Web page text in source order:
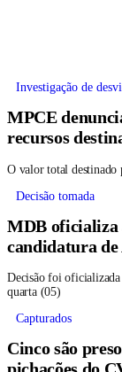
Investigação de
MPCE
recursos
O valor total destinado
Decisão tomada
MDB oficializa
candidatura de
Decisão foi oficializada
quarta (05)
Capturados
Cinco são
pichações do